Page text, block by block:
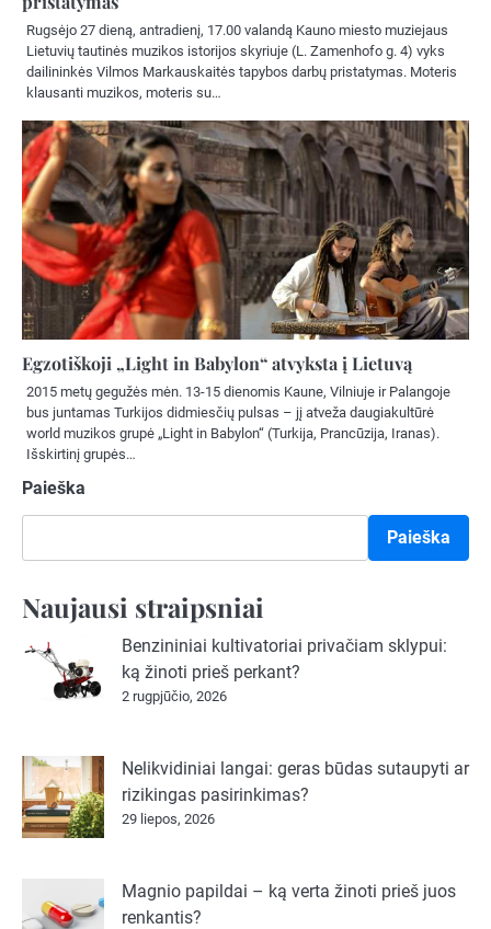
Rugsėjo 27 dieną, antradienį, 17.00 valandą Kauno miesto muziejaus
Lietuvių tautinės muzikos istorijos skyriuje (L. Zamenhofo g. 4) vyks
dailininkės Vilmos Markauskaitės tapybos darbų pristatymas. Moteris
klausanti muzikos, moteris su…
Egzotiškoji „Light in Babylon“ atvyksta į Lietuvą
2015 metų gegužės mėn. 13-15 dienomis Kaune, Vilniuje ir Palangoje
bus juntamas Turkijos didmiesčių pulsas – jį atveža daugiakultūrė
world muzikos grupė „Light in Babylon“ (Turkija, Prancūzija, Iranas).
Išskirtinį grupės…
Paieška
Paieška
Naujausi straipsniai
Benzininiai kultivatoriai privačiam sklypui:
ką žinoti prieš perkant?
2 rugpjūčio, 2026
Nelikvidiniai langai: geras būdas sutaupyti ar
rizikingas pasirinkimas?
29 liepos, 2026
Magnio papildai – ką verta žinoti prieš juos
renkantis?